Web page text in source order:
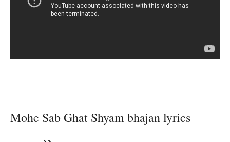
Mohe Sab Ghat Shyam bhajan lyrics